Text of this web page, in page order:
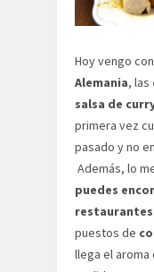
Hoy vengo
Alemania, las
salsa de
primera vez
pasado y no
Además, lo
puedes
restaurantes
puestos de
llega el